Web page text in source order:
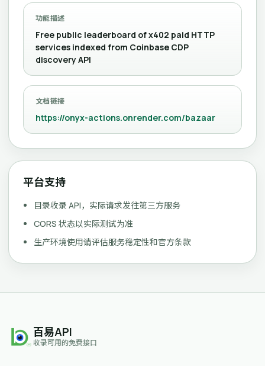
功能描述
Free public leaderboard of x402 paid HTTP
services indexed from Coinbase CDP
discovery API
文档链接
https://onyx-actions.onrender.com/bazaar
平台支持
目录收录 API，实际请求发往第三方服务
CORS 状态以实际测试为准
生产环境使用请评估服务稳定性和官方条款
百易API
收录可用的免费接口